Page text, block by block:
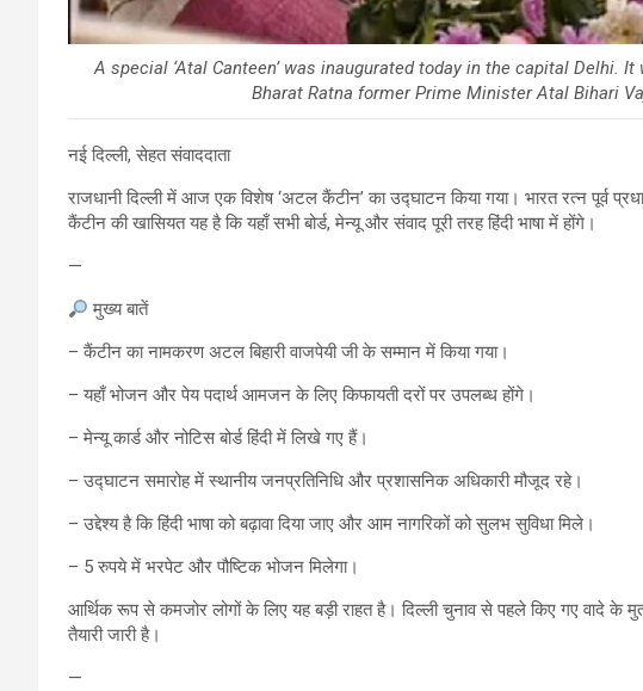
A special ‘Atal Canteen’ was inaugurated today in the capital Delhi.
Bharat Ratna former Prime Minister Atal Bihari
नई दिल्ली, सेहत संवाददाता
राजधानी दिल्ली में आज एक विशेष ‘अटल कैंटीन’ का उद्घाटन किया गया। भारत रत्न पूर्व
कैंटीन की खासियत यह है कि यहाँ सभी बोर्ड, मेन्यू और संवाद पूरी तरह हिंदी भाषा में होंगे।
—
मुख्य बातें
– कैंटीन का नामकरण अटल बिहारी वाजपेयी जी के सम्मान में किया गया।
– यहाँ भोजन और पेय पदार्थ आमजन के लिए किफायती दरों पर उपलब्ध होंगे।
– मेन्यू कार्ड और नोटिस बोर्ड हिंदी में लिखे गए हैं।
– उद्घाटन समारोह में स्थानीय जनप्रतिनिधि और प्रशासनिक अधिकारी मौजूद रहे।
– उद्देश्य है कि हिंदी भाषा को बढ़ावा दिया जाए और आम नागरिकों को सुलभ सुविधा मिले।
– 5 रुपये में भरपेट और पौष्टिक भोजन मिलेगा।
आर्थिक रूप से कमजोर लोगों के लिए यह बड़ी राहत है। दिल्ली चुनाव से पहले किए गए वादे
तैयारी जारी है।
—